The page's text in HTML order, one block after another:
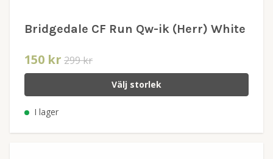
Bridgedale CF Run Qw-ik (Herr) White
150 kr 299 kr
Välj storlek
I lager